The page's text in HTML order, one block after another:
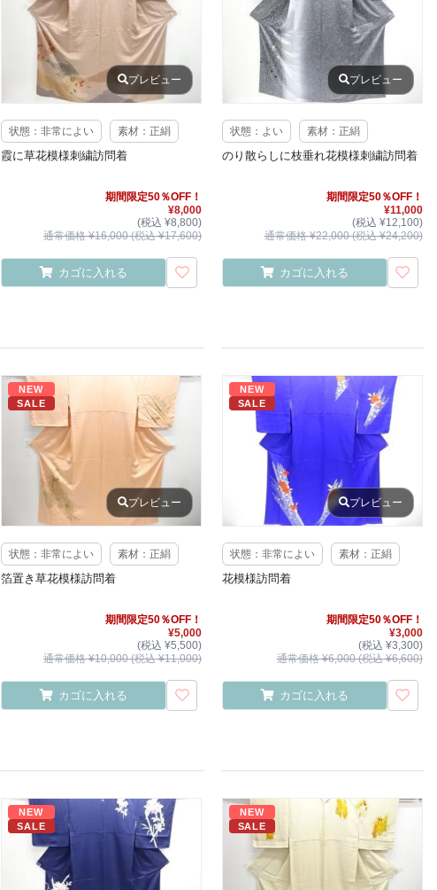
プレビュー
状態：非常によい 素材：正絹
霞に草花模様刺繍訪問着
期間限定50％OFF！
¥8,000
(税込 ¥8,800)
通常価格 ¥16,000 (税込 ¥17,600)
カゴに入れる
プレビュー
状態：よい 素材：正絹
のり散らしに枝垂れ花模様刺繍訪問着
期間限定50％OFF！
¥11,000
(税込 ¥12,100)
通常価格 ¥22,000 (税込 ¥24,200)
カゴに入れる
NEW
SALE
プレビュー
状態：非常によい 素材：正絹
箔置き草花模様訪問着
期間限定50％OFF！
¥5,000
(税込 ¥5,500)
通常価格 ¥10,000 (税込 ¥11,000)
カゴに入れる
NEW
SALE
プレビュー
状態：非常によい 素材：正絹
花模様訪問着
期間限定50％OFF！
¥3,000
(税込 ¥3,300)
通常価格 ¥6,000 (税込 ¥6,600)
カゴに入れる
NEW
SALE
NEW
SALE